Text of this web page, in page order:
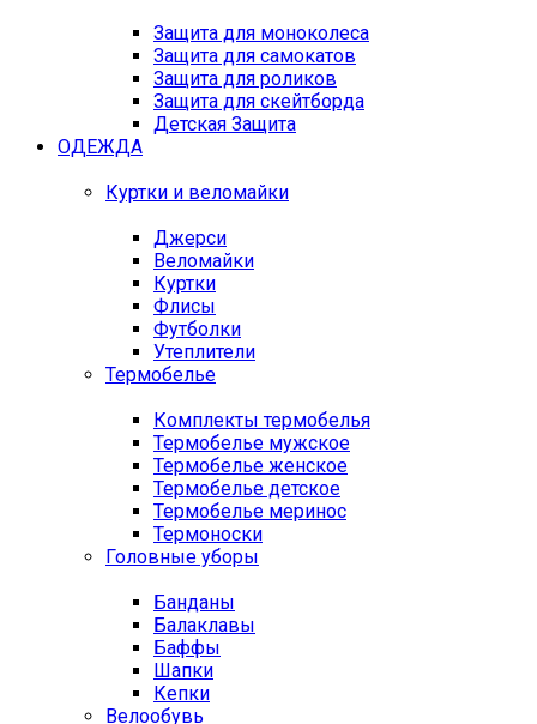
Защита для моноколеса
Защита для самокатов
Защита для роликов
Защита для скейтборда
Детская Защита
ОДЕЖДА
Куртки и веломайки
Джерси
Веломайки
Куртки
Флисы
Футболки
Утеплители
Термобелье
Комплекты термобелья
Термобелье мужское
Термобелье женское
Термобелье детское
Термобелье меринос
Термоноски
Головные уборы
Банданы
Балаклавы
Баффы
Шапки
Кепки
Велообувь